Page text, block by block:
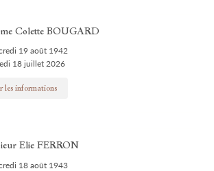
Colette BOUGARD
19 août 1942
18 juillet 2026
les informations
Elie FERRON
18 août 1943